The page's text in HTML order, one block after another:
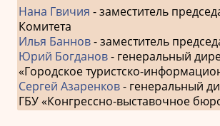
Нана Гвичия - заместитель
Комитета
Илья Баннов- заместитель
Юрий Богданов- генеральный
«Городское туристско-
Сергей Азаренков- генеральный
ГБУ «Конгрессно-выставочное